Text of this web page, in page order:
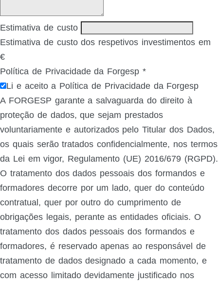
Estimativa de custo
Estimativa de custo dos respetivos investimentos em
€
Política de Privacidade da Forgesp *
Li e aceito a Política de Privacidade da Forgesp
A FORGESP garante a salvaguarda do direito à
proteção de dados, que sejam prestados
voluntariamente e autorizados pelo Titular dos Dados,
os quais serão tratados confidencialmente, nos termos
da Lei em vigor, Regulamento (UE) 2016/679 (RGPD).
O tratamento dos dados pessoais dos formandos e
formadores decorre por um lado, quer do conteúdo
contratual, quer por outro do cumprimento de
obrigações legais, perante as entidades oficiais. O
tratamento dos dados pessoais dos formandos e
formadores, é reservado apenas ao responsável de
tratamento de dados designado a cada momento, e
com acesso limitado devidamente justificado nos